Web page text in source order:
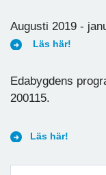
Augusti 2019 -
Läs här!
Edabygdens
200115.
Läs här!